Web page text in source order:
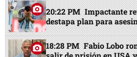
20:22 PM Impactante
destapa plan para
18:28 PM Fabio Lobo